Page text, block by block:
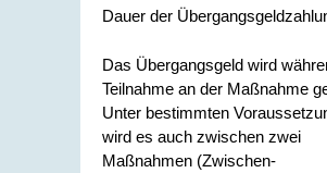
Dauer der
Das Übergangsgeld wird
Teilnahme an der Maßnahme
Unter bestimmten
wird es auch zwischen zwei
Maßnahmen (Zwischen-